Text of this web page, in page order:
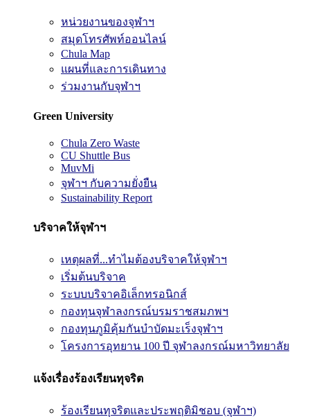
หน่วยงานของจุฬาฯ
สมุดโทรศัพท์ออนไลน์
Chula Map
แผนที่และการเดินทาง
ร่วมงานกับจุฬาฯ
Green University
Chula Zero Waste
CU Shuttle Bus
MuvMi
จุฬาฯ กับความยั่งยืน
Sustainability Report
บริจาคให้จุฬาฯ
เหตุผลที่...ทำไมต้องบริจาคให้จุฬาฯ
เริ่มต้นบริจาค
ระบบบริจาคอิเล็กทรอนิกส์
กองทุนจุฬาลงกรณ์บรมราชสมภพฯ
กองทุนภูมิคุ้มกันบำบัดมะเร็งจุฬาฯ
โครงการอุทยาน 100 ปี จุฬาลงกรณ์มหาวิทยาลัย
แจ้งเรื่องร้องเรียนทุจริต
ร้องเรียนทุจริตและประพฤติมิชอบ (จุฬาฯ)